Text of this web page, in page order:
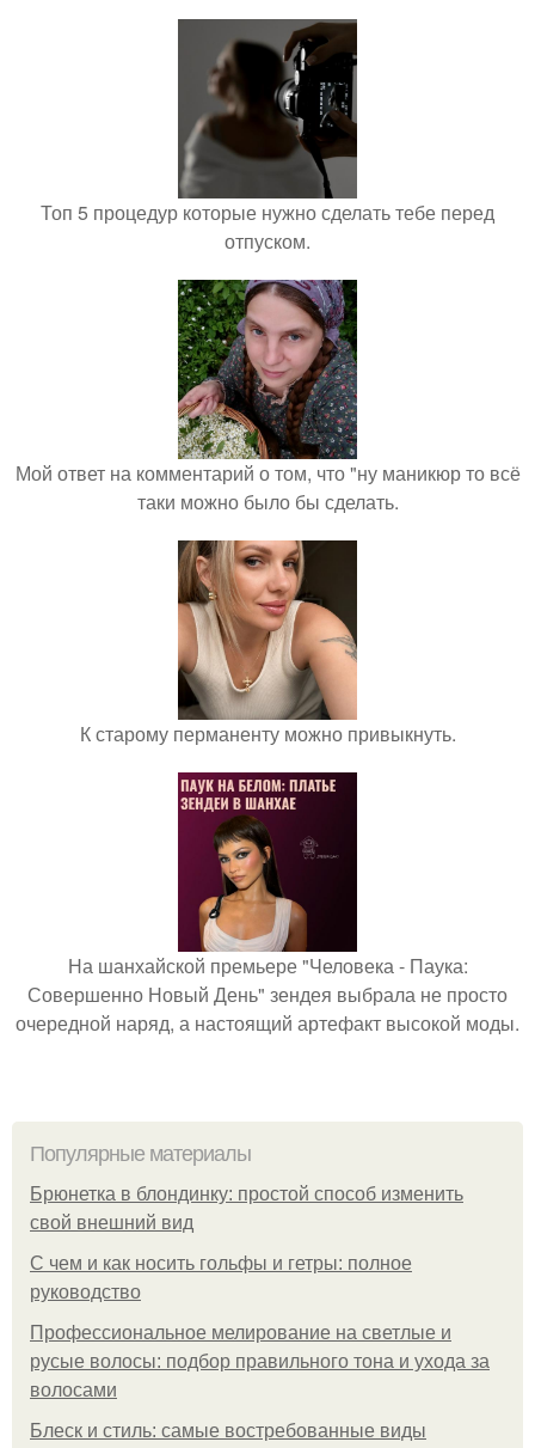
Топ 5 процедур которые нужно сделать тебе перед
отпуском.
Мой ответ на комментарий о том, что "ну маникюр то всё
таки можно было бы сделать.
К старому перманенту можно привыкнуть.
На шанхайской премьере "Человека - Паука:
Совершенно Новый День" зендея выбрала не просто
очередной наряд, а настоящий артефакт высокой моды.
Популярные материалы
Брюнетка в блондинку: простой способ изменить
свой внешний вид
С чем и как носить гольфы и гетры: полное
руководство
Профессиональное мелирование на светлые и
русые волосы: подбор правильного тона и ухода за
волосами
Блеск и стиль: самые востребованные виды